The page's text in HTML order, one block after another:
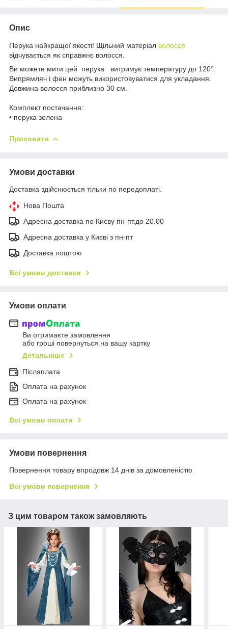
Опис
Перука найкращої якості! Щільний матеріал волосся
відчувається як справжнє волосся.
Ви можете мити цей перука витримує температуру до 120°.
Випрямляч і фен можуть використовуватися для укладання.
Довжина волосся приблизно 30 см.
Комплект постачання:
• перука зелена
Приховати
Умови доставки
Доставка здійснюється тільки по передоплаті.
Нова Пошта
Адресна доставка по Києву пн-пт.до 20.00
Адресна доставка у Києві з пн-пт
Доставка поштою
Всі умови доставки
Умови оплати
Ви отримаєте замовлення
або гроші повернуться на вашу картку
Детальніше
Післяплата
Оплата на рахунок
Оплата на рахунок
Всі умови оплати
Умови повернення
Повернення товару впродовж 14 днів за домовленістю
Всі умови повернення
З цим товаром також замовляють